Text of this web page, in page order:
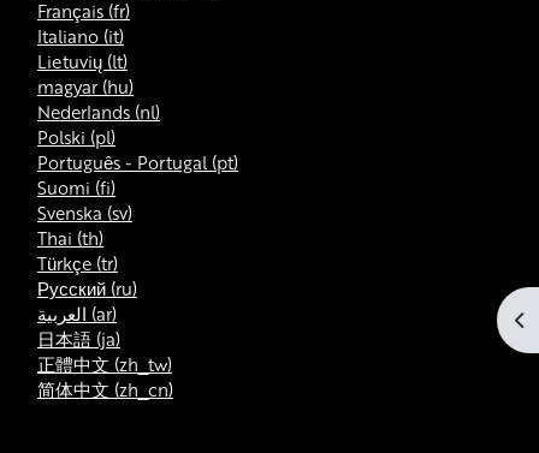
打
Français ‎(fr)‎
Italiano ‎(it)‎
Lietuvių ‎(lt)‎
magyar ‎(hu)‎
Nederlands ‎(nl)‎
Polski ‎(pl)‎
Português - Portugal ‎(pt)‎
Suomi ‎(fi)‎
Svenska ‎(sv)‎
Thai ‎(th)‎
Türkçe ‎(tr)‎
Русский ‎(ru)‎
العربية ‎(ar)‎
日本語 ‎(ja)‎
正體中文 ‎(zh_tw)‎
简体中文 ‎(zh_cn)‎